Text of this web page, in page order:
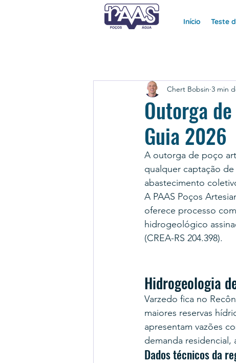
Início Teste
Outorga
Guia 2026
Chert Bobsin 3 min
A outorga de poço
qualquer captação
abastecimento
A PAAS Poços
oferece processo
hidrogeológico
(CREA-RS 204.398).
Hidrogeologia
Varzedo fica no
maiores reservas
apresentam vazões
demanda residencial,
Dados técnicos da